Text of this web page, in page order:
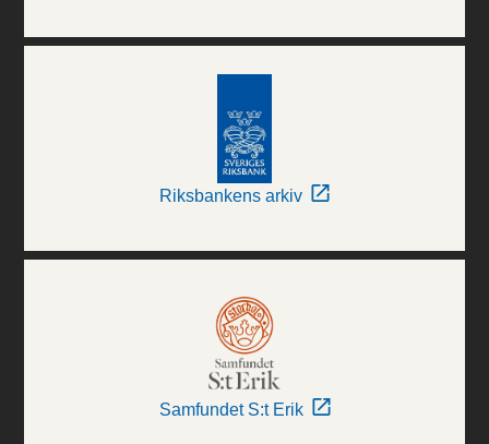
Riksbankens arkiv
Samfundet S:t Erik